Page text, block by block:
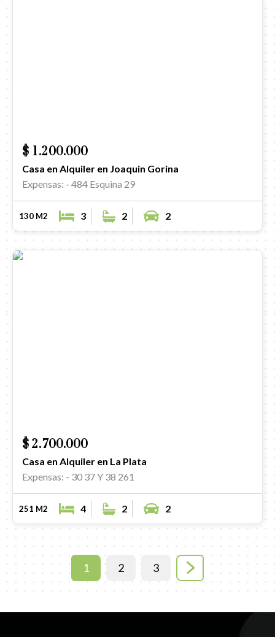
$ 1.200.000
Casa en Alquiler en Joaquin Gorina
Expensas: - 484 Esquina 29
130 M2 3 2 2
$ 2.700.000
Casa en Alquiler en La Plata
Expensas: - 30 37 Y 38 261
251 M2 4 2 2
1 2 3